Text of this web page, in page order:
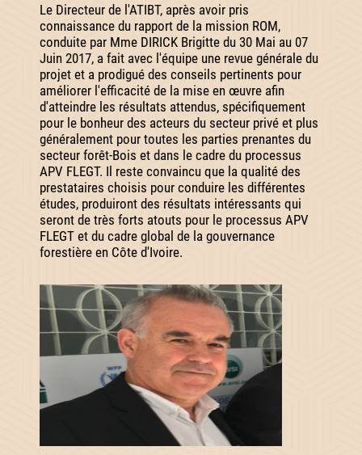
Le Directeur de l'ATIBT, après avoir pris
connaissance du rapport de la mission ROM,
conduite par Mme DIRICK Brigitte du 30 Mai au 07
Juin 2017, a fait avec l'équipe une revue générale du
projet et a prodigué des conseils pertinents pour
améliorer l'efficacité de la mise en œuvre afin
d'atteindre les résultats attendus, spécifiquement
pour le bonheur des acteurs du secteur privé et plus
généralement pour toutes les parties prenantes du
secteur forêt-Bois et dans le cadre du processus
APV FLEGT. Il reste convaincu que la qualité des
prestataires choisis pour conduire les différentes
études, produiront des résultats intéressants qui
seront de très forts atouts pour le processus APV
FLEGT et du cadre global de la gouvernance
forestière en Côte d'Ivoire.